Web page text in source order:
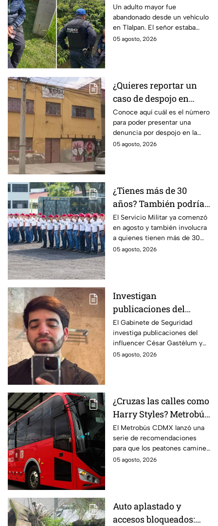
de 83 años en CDMX
con demencia senil
Un adulto mayor fue
abandonado desde un vehículo
en Tlalpan. El señor estaba
desorientado y la ayuda de
05 agosto, 2026
¿Quieres reportar un
caso de despojo en
CDMX? El número que
tienes que marcar y lo
que tienes que hacer
Conoce aquí cuál es el número
para poder presentar una
denuncia por despojo en la
CDMX y qué hacer si eres
05 agosto, 2026
¿Tienes más de 30
años? También podrías
tener que hacer el
Servicio Militar 2026 si
saliste sorteado en
agosto
El Servicio Militar ya comenzó
en agosto y también involucra
a quienes tienen más de 30
años. Conoce quiénes deben
05 agosto, 2026
Investigan
publicaciones del
influencer César
Gastélum por alusión a
"La Mayiza"
El Gabinete de Seguridad
investiga publicaciones del
influencer César Gastélum y
analiza videos tras su
05 agosto, 2026
¿Cruzas las calles como
Harry Styles? Metrobús
lanza
recomendaciones de
seguridad para
peatones en CDMX
El Metrobús CDMX lanzó una
serie de recomendaciones
para que los peatones caminen
y crucen las calles con
05 agosto, 2026
Auto aplastado y
accesos bloqueados: